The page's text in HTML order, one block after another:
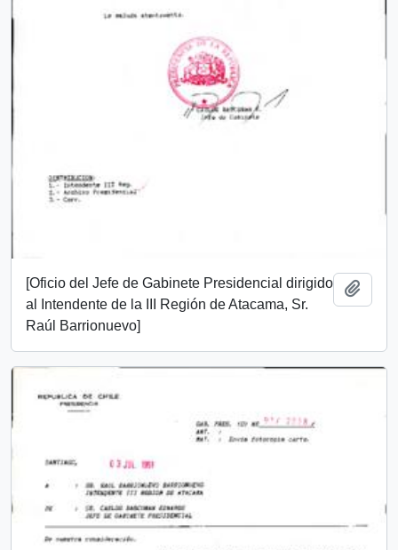
[Oficio del Jefe de Gabinete Presidencial dirigido
al Intendente de la III Región de Atacama, Sr.
Raúl Barrionuevo]